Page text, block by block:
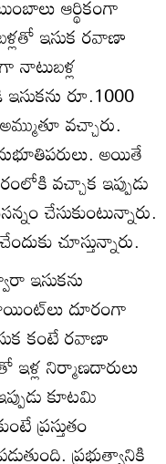
ఇసుక రవాణా
నాటుబళ్ల
రూ.1000
వచ్చారు.
అయితే
వచ్చాక ఇప్పుడు
చేసుకుంటున్నారు.
చూస్తున్నారు.
ఇసుకను
దూరంగా
కంటే రవాణా
ఇళ్ల నిర్మాణదారులు
కూటమి
ప్రస్తుతం
ప్రభుత్వానికి